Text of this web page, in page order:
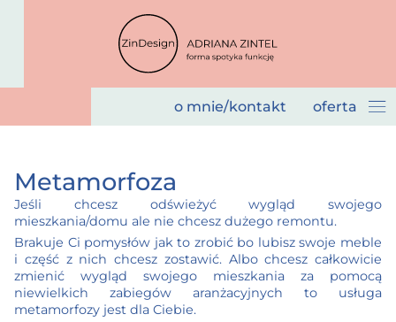
o mnie/kontakt oferta
Metamorfoza
Jeśli chcesz odświeżyć wygląd swojego
mieszkania/domu ale nie chcesz dużego remontu.
Brakuje Ci pomysłów jak to zrobić bo lubisz swoje meble
i część z nich chcesz zostawić. Albo chcesz całkowicie
zmienić wygląd swojego mieszkania za pomocą
niewielkich zabiegów aranżacyjnych to usługa
metamorfozy jest dla Ciebie.